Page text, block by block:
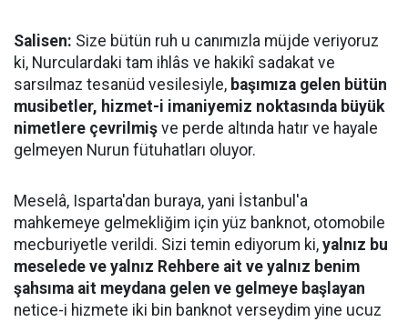
Salisen: Size bütün ruh u canımızla müjde veriyoruz
ki, Nurculardaki tam ihlâs ve hakikî sadakat ve
sarsılmaz tesanüd vesilesiyle, başımıza gelen bütün
musibetler, hizmet-i imaniyemiz noktasında büyük
nimetlere çevrilmiş ve perde altında hatır ve hayale
gelmeyen Nurun fütuhatları oluyor.
Meselâ, Isparta'dan buraya, yani İstanbul'a
mahkemeye gelmekliğim için yüz banknot, otomobile
mecburiyetle verildi. Sizi temin ediyorum ki, yalnız bu
meselede ve yalnız Rehbere ait ve yalnız benim
şahsıma ait meydana gelen ve gelmeye başlayan
netice-i hizmete iki bin banknot verseydim yine ucuz